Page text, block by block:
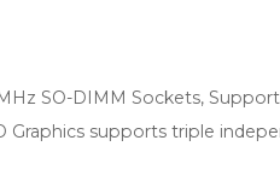
SO-DIMM Sockets,
supports triple